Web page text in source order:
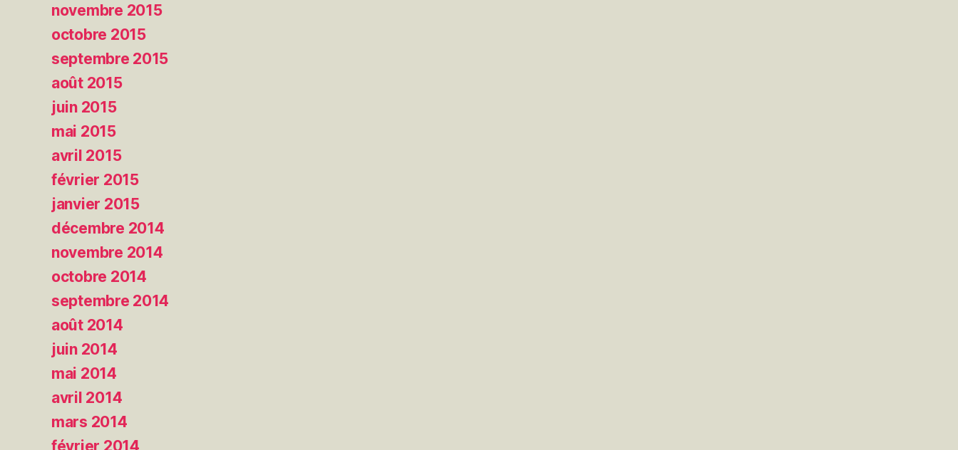
novembre 2015
octobre 2015
septembre 2015
août 2015
juin 2015
mai 2015
avril 2015
février 2015
janvier 2015
décembre 2014
novembre 2014
octobre 2014
septembre 2014
août 2014
juin 2014
mai 2014
avril 2014
mars 2014
février 2014